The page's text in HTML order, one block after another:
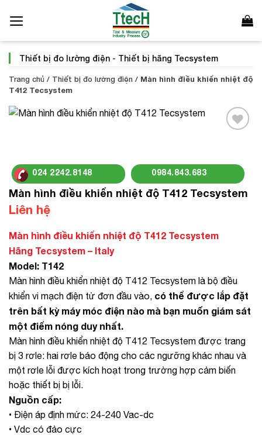
qua
dung
Thiết bị đo lường điện - Thiết bị hãng Tecsystem
Trang chủ / Thiết bị đo lường điện / Màn hình điều khiển nhiệt độ
T412 Tecsystem
024 2242.8148 0984.843.683
Màn hình điều khiển nhiệt độ T412 Tecsystem
Liên hệ
Màn hình điều khiển nhiệt độ T412 Tecsystem
Hãng Tecsystem – Italy
Model: T142
Màn hình điều khiển nhiệt độ T412 Tecsystem là bộ điều
khiển vi mạch điện tử đơn đầu vào, có thể được lắp đặt
trên bất kỳ máy móc điện nào mà bạn muốn giám sát
một điểm nóng duy nhất.
Màn hình điều khiển nhiệt độ T412 Tecsystem được trang
bị 3 rơle: hai rơle báo động cho các ngưỡng khác nhau và
một rơle lỗi được kích hoạt trong trường hợp cảm biến
hoặc thiết bị bị lỗi.
Nguồn cấp:
• Điện áp định mức: 24-240 Vac-dc
• Vdc có đảo cực